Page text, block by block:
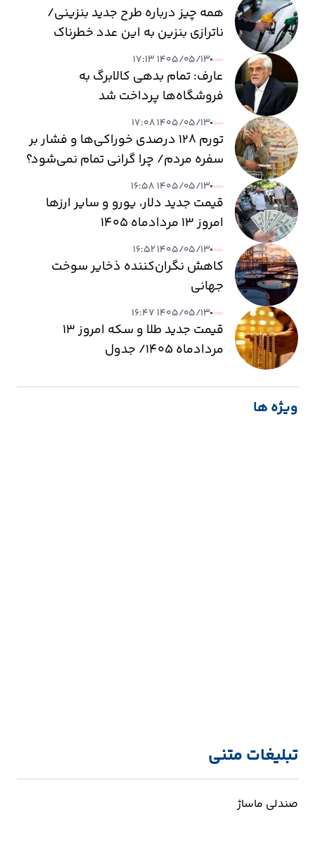
همه چیز درباره طرح جدید بنزینی/
ناترازی بنزین به این عدد خطرناک
می‌رسد
۱۴۰۵/۰۵/۱۳ ۱۷:۱۳
عارف: تمام بدهی کالابرگ به
فروشگاه‌ها پرداخت شد
۱۴۰۵/۰۵/۱۳ ۱۷:۰۸
تورم ۱۲۸ درصدی خوراکی‌ها و فشار بر
سفره مردم/ چرا گرانی تمام نمی‌شود؟
۱۴۰۵/۰۵/۱۳ ۱۶:۵۸
قیمت جدید دلار، یورو و سایر ارزها
امروز ۱۳ مردادماه ۱۴۰۵
۱۴۰۵/۰۵/۱۳ ۱۶:۵۲
کاهش نگران‌کننده ذخایر سوخت
جهانی
۱۴۰۵/۰۵/۱۳ ۱۶:۴۷
قیمت جدید طلا و سکه امروز ۱۳
مردادماه ۱۴۰۵/ جدول
ویژه ها
تبلیغات متنی
صندلی ماساژ